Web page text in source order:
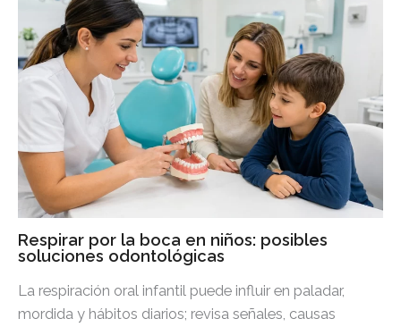
Respirar por la boca en niños: posibles
soluciones odontológicas
La respiración oral infantil puede influir en paladar,
mordida y hábitos diarios; revisa señales, causas